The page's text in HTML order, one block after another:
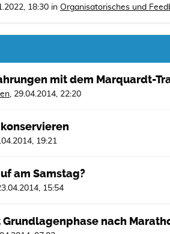
18:30 in Organisatorisches und
mit dem Marquardt-
, 29.04.2014, 22:20
19:21
am Samstag?
15:54
Grundlagenphase nach